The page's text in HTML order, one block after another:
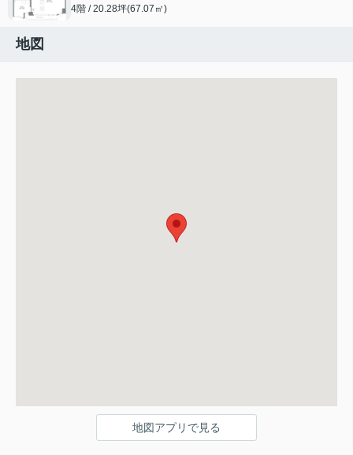
4階 / 20.28坪(67.07㎡)
地図
地図アプリで見る